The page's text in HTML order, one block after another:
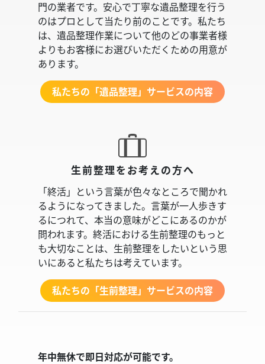
門の業者です。安心で丁寧な遺品整理を行う
のはプロとして当たり前のことです。私たち
は、遺品整理作業について他のどの事業者様
よりもお客様にお選びいただくための用意が
あります。
私たちの「遺品整理」サービスの内容
生前整理をお考えの方へ
「終活」という言葉が色々なところで聞かれ
るようになってきました。言葉が一人歩きす
るにつれて、本当の意味がどこにあるのかが
問われます。終活における生前整理のもっと
も大切なことは、生前整理をしたいという思
いにあると私たちは考えています。
私たちの「生前整理」サービスの内容
年中無休で即日対応が可能です。